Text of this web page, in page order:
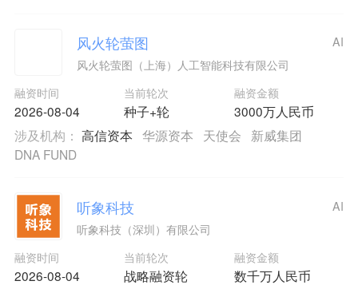
风火轮萤图
风火轮萤图（上海）人工智能科技有限公司
融资时间
2026-08-04
当前轮次
种子+轮
融资金额
3000万人民币
AI
涉及机构： 高信资本 华源资本 天使会
新威集团
DNA FUND
听象科技
听象科技（深圳）有限公司
融资时间
2026-08-04
当前轮次
战略融资轮
融资金额
数千万人民币
AI